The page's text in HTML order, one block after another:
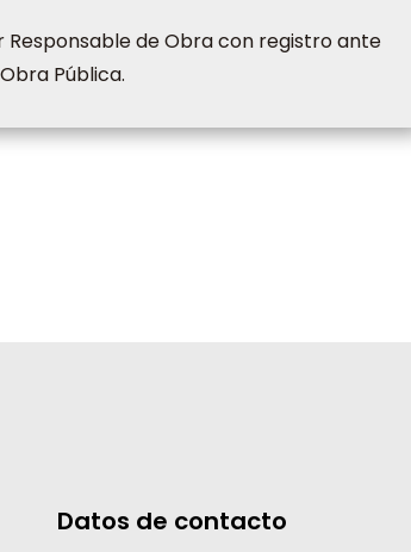
Responsable de Obra con registro ante
Pública.
Datos de contacto